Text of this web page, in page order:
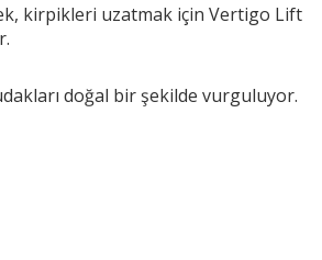
kirpikleri uzatmak için Vertigo Lift
doğal bir şekilde vurguluyor.